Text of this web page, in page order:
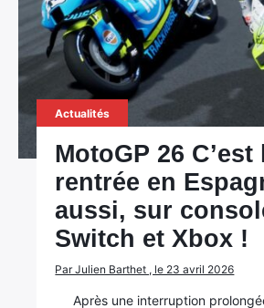
Actualités
MotoGP 26 C’est
rentrée en
aussi, sur
Switch et Xbox !
Par Julien Barthet , le 23 avril 2026
Après une interruption